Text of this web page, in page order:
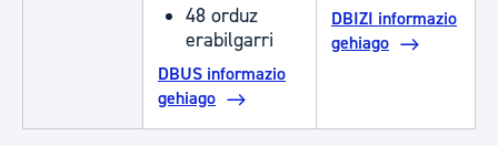
48 orduz
erabilgarri
DBUS informazio
gehiago
DBIZI informazio
gehiago